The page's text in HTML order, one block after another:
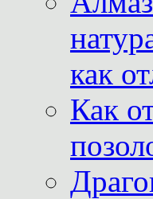
как
Как